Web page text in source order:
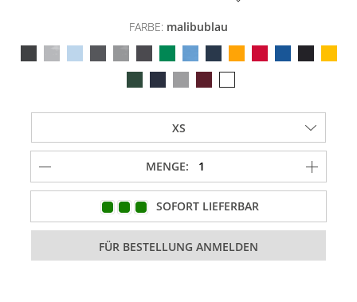
FARBE: malibublau
MENGE:
SOFORT LIEFERBAR